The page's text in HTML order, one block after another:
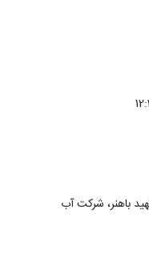
باهنر، شرکت آب